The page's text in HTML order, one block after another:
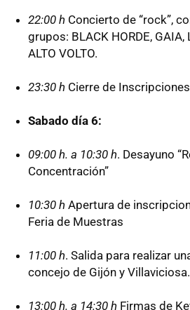
22:00 h Concierto de “rock”,
grupos: BLACK HORDE, GAIA,
ALTO VOLTO.
23:30 h Cierre de Inscripciones
Sabado día 6:
09:00 h. a 10:30 h. Desayuno
Concentración”
10:30 h Apertura de
Feria de Muestras
11:00 h. Salida para realizar
concejo de Gijón y Villaviciosa.
13:00 h. a 14:30 h Firmas de